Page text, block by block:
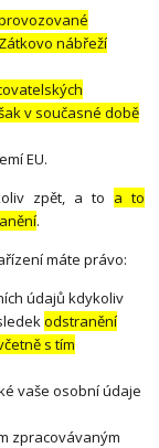
nábřeží
v současné době
EU.
zpět, a to a to
.
máte právo:
údajů kdykoliv
odstranění
s tím
vaše osobní údaje
zpracovávaným